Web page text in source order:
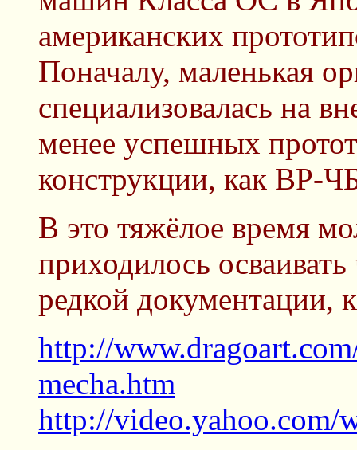
американских
Поначалу, маленькая
специализовалась на
менее успешных
конструкции, как ВР-
В это тяжёлое время
приходилось
редкой документации,
http://
mecha.htm
http://video.yahoo.com/